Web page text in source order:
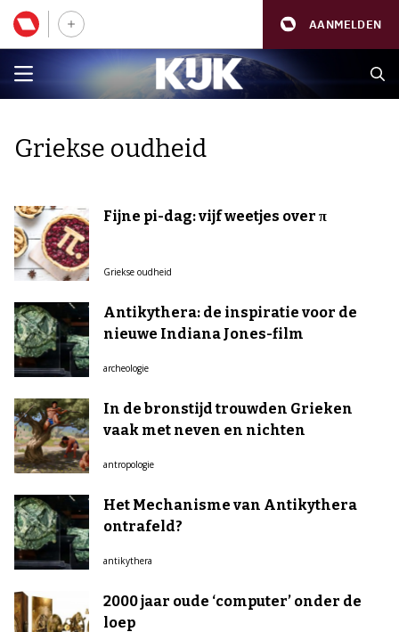
AANMELDEN
Griekse oudheid
Fijne pi-dag: vijf weetjes over π
Griekse oudheid
Antikythera: de inspiratie voor de
nieuwe Indiana Jones-film
archeologie
In de bronstijd trouwden Grieken
vaak met neven en nichten
antropologie
Het Mechanisme van Antikythera
ontrafeld?
antikythera
2000 jaar oude ‘computer’ onder de
loep